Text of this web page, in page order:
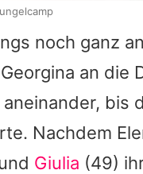
noch ganz
an die
bis
Nachdem
Giulia (49)